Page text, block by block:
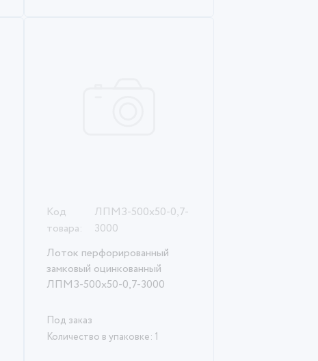
Код
товара:
ЛПМЗ-500х50-0,7-
3000
Лоток перфорированный
замковый оцинкованный
ЛПМЗ-500х50-0,7-3000
Под заказ
Количество в упаковке: 1